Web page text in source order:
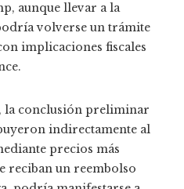
aunque llevar a la
volverse un trámite
implicaciones fiscales
la conclusión preliminar
indirectamente al
precios más
reciban un reembolso